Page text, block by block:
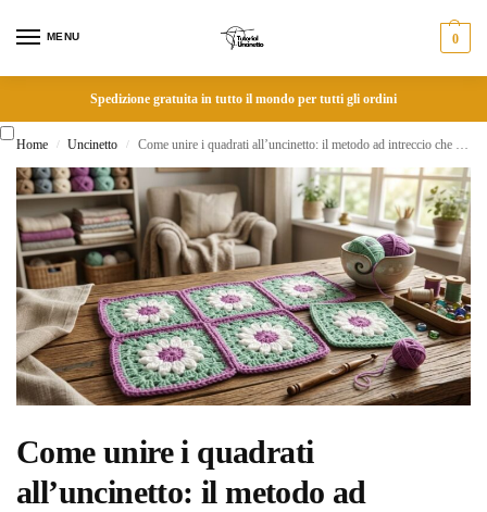
MENU 0
Spedizione gratuita in tutto il mondo per tutti gli ordini
Home / Uncinetto / Come unire i quadrati all’uncinetto: il metodo ad intreccio che devi conoscere
Come unire i quadrati
all’uncinetto: il metodo ad